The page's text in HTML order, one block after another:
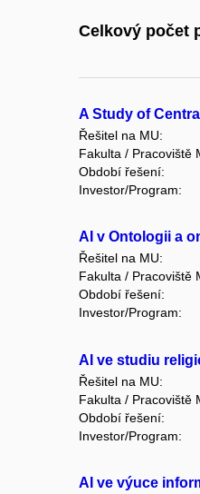
Celkový počet
A Study of
Řešitel na MU:
Fakulta / Pracoviště
Období řešení:
Investor/Program:
AI v Ontologii a
Řešitel na MU:
Fakulta / Pracoviště
Období řešení:
Investor/Program:
AI ve studiu
Řešitel na MU:
Fakulta / Pracoviště
Období řešení:
Investor/Program:
AI ve výuce